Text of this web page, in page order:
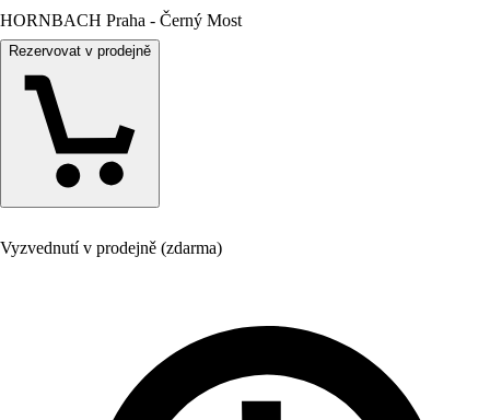
HORNBACH Praha - Černý Most
Rezervovat v prodejně
Vyzvednutí v prodejně (zdarma)